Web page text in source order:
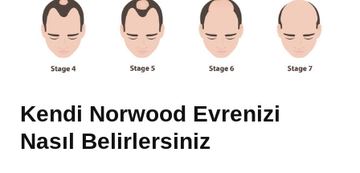
Kendi Norwood Evrenizi
Nasıl Belirlersiniz